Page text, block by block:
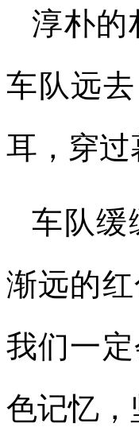
淳朴的
车队远
耳，穿
车队缓
渐远的
我们一
色记忆